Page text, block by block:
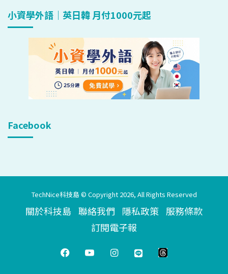
小資學外語｜英日韓 月付1000元起
Facebook
TechNice科技島 © Copyright 2026, All Rights Reserved
關於科技島 聯絡我們 隱私政策 服務條款
訂閱電子報